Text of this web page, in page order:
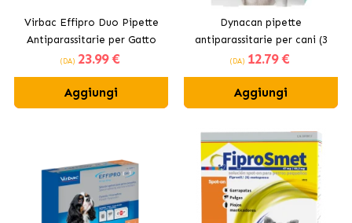
Virbac Effipro Duo Pipette
Antiparassitarie per Gatto
(DA) 23.99 €
Aggiungi
Dynacan pipette
antiparassitarie per cani (3
pipette)
(DA) 12.79 €
Aggiungi